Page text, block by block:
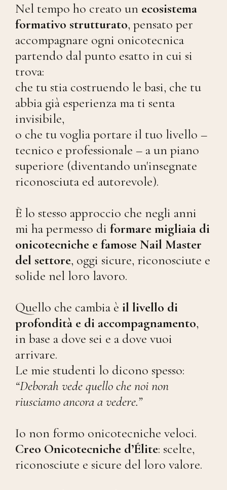
Nel tempo ho creato un ecosistema
formativo strutturato, pensato per
accompagnare ogni onicotecnica
partendo dal punto esatto in cui si
trova:
che tu stia costruendo le basi, che tu
abbia già esperienza ma ti senta
invisibile,
o che tu voglia portare il tuo livello –
tecnico e professionale – a un piano
superiore (diventando un'insegnate
riconosciuta ed autorevole).
È lo stesso approccio che negli anni
mi ha permesso di formare migliaia di
onicotecniche e famose Nail Master
del settore, oggi sicure, riconosciute e
solide nel loro lavoro.
Quello che cambia è il livello di
profondità e di accompagnamento,
in base a dove sei e a dove vuoi
arrivare.
Le mie studenti lo dicono spesso:
“Deborah vede quello che noi non
riusciamo ancora a vedere.”
Io non formo onicotecniche veloci.
Creo Onicotecniche d’Élite: scelte,
riconosciute e sicure del loro valore.